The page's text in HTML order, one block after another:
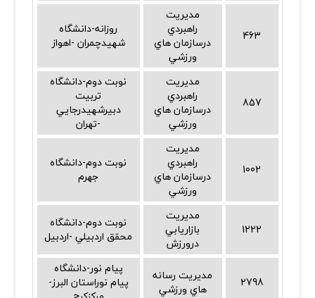
463
مديريت
راهبردي
درسازمان هاي
ورزشي
روزانه-دانشگاه
شهيدچمران -اهواز
857
مديريت
راهبردي
درسازمان هاي
ورزشي
نوبت دوم-دانشگاه
تربيت
دبيرشهيدرجايي
-تهران
1002
مديريت
راهبردي
درسازمان هاي
ورزشي
نوبت دوم-دانشگاه
جهرم
1222
مديريت
بازاريابي
درورزش
نوبت دوم-دانشگاه
محقق اردبيلي -اردبيل
2798
مديريت رسانه
هاي ورزشي
پيام نور-دانشگاه
پيام نوراستان البرز-